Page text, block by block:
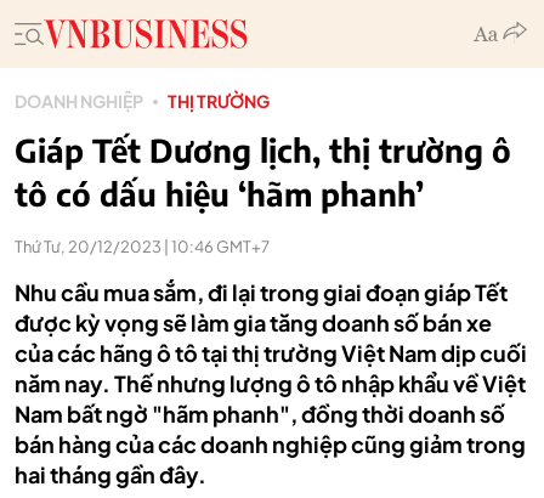
DOANH NGHIỆP THỊ TRƯỜNG
Giáp Tết Dương lịch, thị trường ô
tô có dấu hiệu ‘hãm phanh’
Thứ Tư, 20/12/2023 | 10:46 GMT+7
Nhu cầu mua sắm, đi lại trong giai đoạn giáp Tết
được kỳ vọng sẽ làm gia tăng doanh số bán xe
của các hãng ô tô tại thị trường Việt Nam dịp cuối
năm nay. Thế nhưng lượng ô tô nhập khẩu về Việt
Nam bất ngờ "hãm phanh", đồng thời doanh số
bán hàng của các doanh nghiệp cũng giảm trong
hai tháng gần đây.